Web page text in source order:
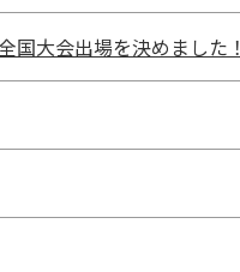
国大会出場を決めました！